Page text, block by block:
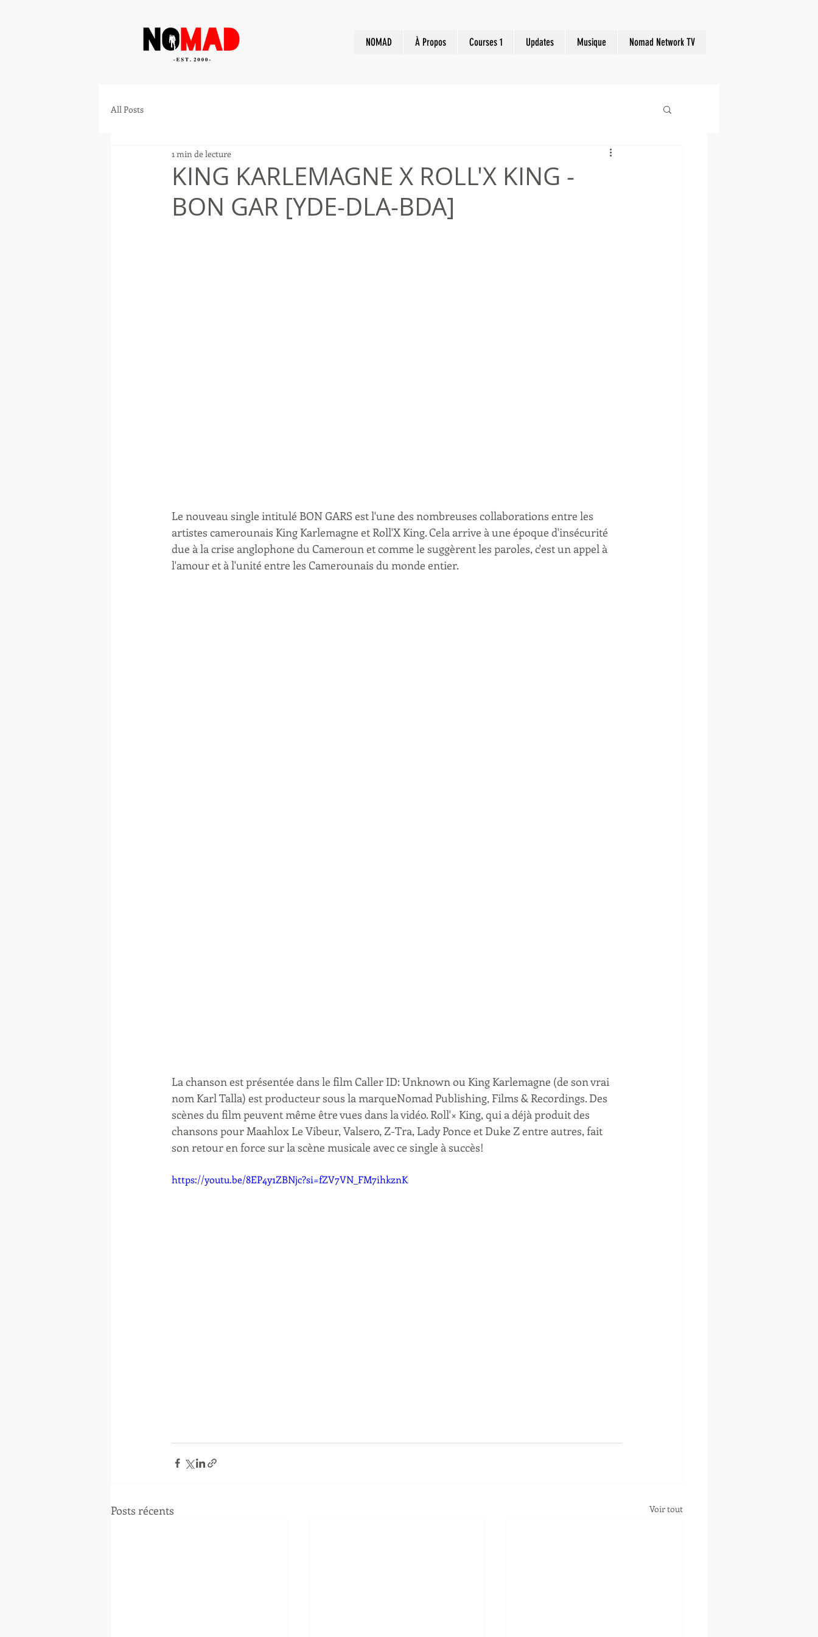
NOMAD À Propos Courses 1 Updates Musique Nomad Network TV
All Posts
KING KARLEMAGNE X ROLL'X KING -
BON GAR [YDE-DLA-BDA]
1 min de lecture
Le nouveau single intitulé BON GARS est l'une des nombreuses collaborations entre les
artistes camerounais King Karlemagne et Roll'X King. Cela arrive à une époque d'insécurité
due à la crise anglophone du Cameroun et comme le suggèrent les paroles, c'est un appel à
l'amour et à l'unité entre les Camerounais du monde entier.
La chanson est présentée dans le film Caller ID: Unknown ou King Karlemagne (de son vrai
nom Karl Talla) est producteur sous la marqueNomad Publishing, Films & Recordings. Des
scènes du film peuvent même être vues dans la vidéo. Roll'× King, qui a déjà produit des
chansons pour Maahlox Le Vibeur, Valsero, Z-Tra, Lady Ponce et Duke Z entre autres, fait
son retour en force sur la scène musicale avec ce single à succès!
https://youtu.be/8EP4y1ZBNjc?si=fZV7VN_FM7ihkznK
Posts récents Voir tout